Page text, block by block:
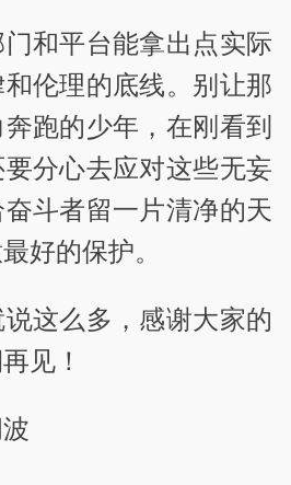
和平台能拿出点实际
伦理的底线。别让那
跑的少年，在刚看到
分心去应对这些无妄
斗者留一片清净的天
好的保护。
这么多，感谢大家的
见！